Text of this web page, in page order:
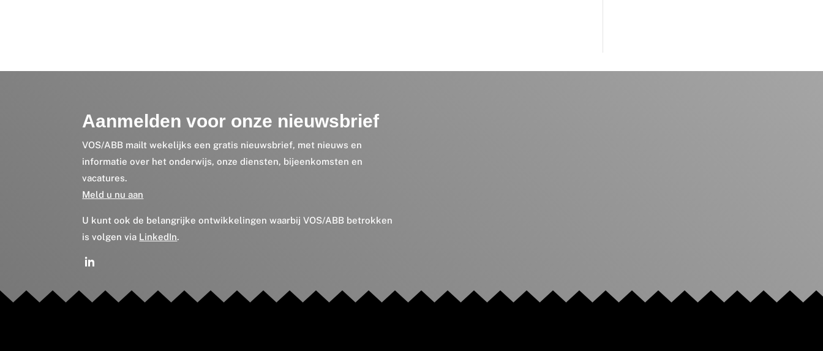
Aanmelden voor onze nieuwsbrief
VOS/ABB mailt wekelijks een gratis nieuwsbrief, met nieuws en
informatie over het onderwijs, onze diensten, bijeenkomsten en
vacatures.
Meld u nu aan
U kunt ook de belangrijke ontwikkelingen waarbij VOS/ABB betrokken
is volgen via LinkedIn.